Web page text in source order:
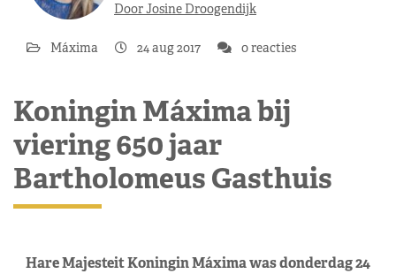
Door Josine Droogendijk
Máxima 24 aug 2017 0 reacties
Koningin Máxima bij
viering 650 jaar
Bartholomeus Gasthuis
Hare Majesteit Koningin Máxima was donderdag 24